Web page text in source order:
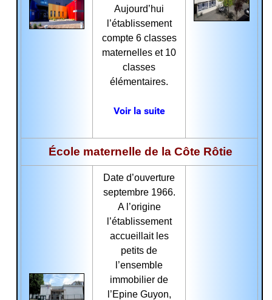
Aujourd’hui
l’établissement
compte 6 classes
maternelles et 10
classes
élémentaires.
Voir la suite
École maternelle de la Côte Rôtie
Date d’ouverture
septembre 1966.
A l’origine
l’établissement
accueillait les
petits de
l’ensemble
immobilier de
l’Epine Guyon,